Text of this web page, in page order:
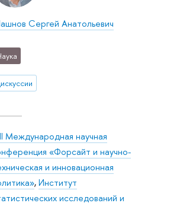
Сергей Анатольевич
Международная научная
«Форсайт и научно-
и инновационная
,Институт
исследований и